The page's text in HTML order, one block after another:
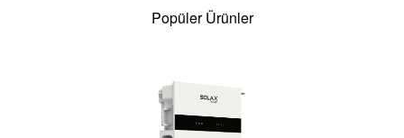
Popüler Ürünler